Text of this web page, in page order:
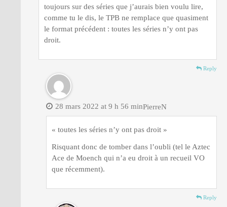
toujours sur des séries que j’aurais bien voulu lire,
comme tu le dis, le TPB ne remplace que quasiment
le format précédent : toutes les séries n’y ont pas
droit.
Reply
PierreN
28 mars 2022 at 9 h 56 min
« toutes les séries n’y ont pas droit »
Risquant donc de tomber dans l’oubli (tel le Aztec
Ace de Moench qui n’a eu droit à un recueil VO
que récemment).
Reply